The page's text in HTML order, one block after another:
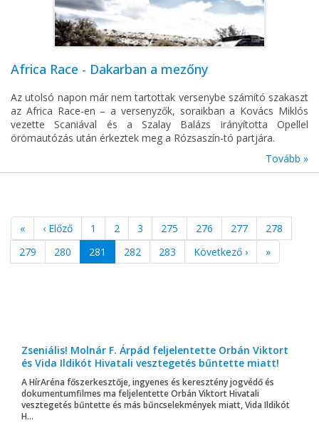
Africa Race - Dakarban a mezőny
Az utolsó napon már nem tartottak versenybe számító szakaszt
az Africa Race-en – a versenyzők, soraikban a Kovács Miklós
vezette Scaniával és a Szalay Balázs irányította Opellel
örömautózás után érkeztek meg a Rózsaszín-tó partjára.
Tovább »
« ‹ Előző 1 2 3 275 276 277
278
279
280 281 282 283 Következő › »
Zseniális! Molnár F. Árpád feljelentette Orbán Viktort
és Vida Ildikót Hivatali vesztegetés bűntette miatt!
A HírAréna főszerkesztője, ingyenes és keresztény jogvédő és
dokumentumfilmes ma feljelentette Orbán Viktort Hivatali
vesztegetés bűntette és más bűncselekmények miatt, Vida Ildikót
H...